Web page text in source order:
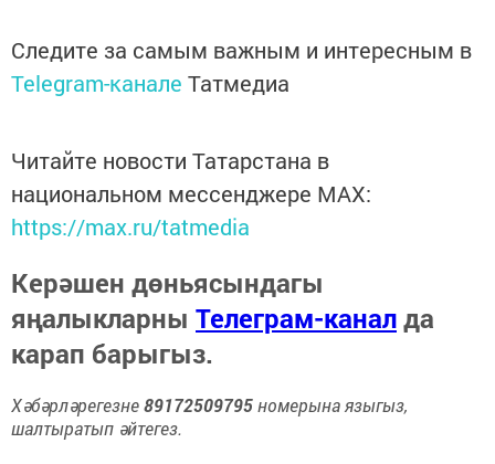
Следите за самым важным и интересным в
Telegram-канале Татмедиа
Читайте новости Татарстана в
национальном мессенджере MАХ:
https://max.ru/tatmedia
Керәшен дөньясындагы
яңалыкларны Телеграм-каналда
карап барыгыз.
Хәбәрләрегезне89172509795номерына языгыз,
шалтыратып әйтегез.